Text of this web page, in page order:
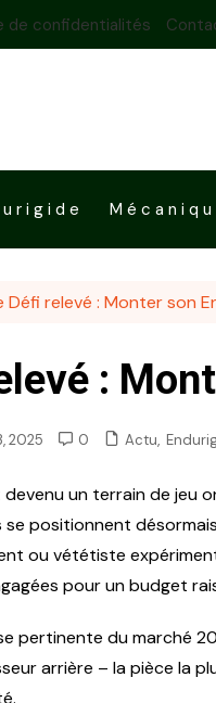
de confidentialités
Défi relevé : Monter son
:
2025 0 Actu,
devenu un terrain de
positionnent
ou vététiste
pour un budget
pertinente du marché
arrière – la pièce la